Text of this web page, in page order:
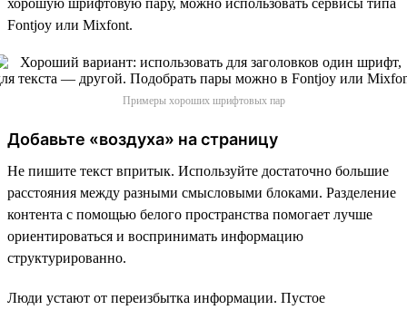
Fontjoy или Mixfont.
Примеры хороших шрифтовых пар
Добавьте «воздуха» на страницу
Не пишите текст впритык. Используйте достаточно большие
расстояния между разными смысловыми блоками. Разделение
контента с помощью белого пространства помогает лучше
ориентироваться и воспринимать информацию
структурированно.
Люди устают от переизбытка информации. Пустое